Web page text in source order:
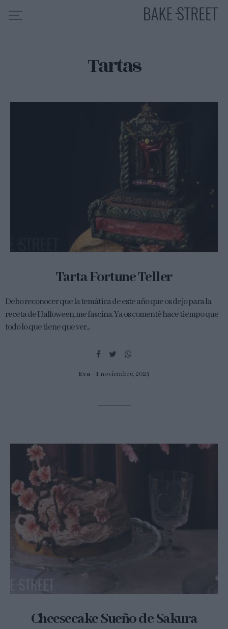
HOME
MIS CURSOS
CONTACTO
EN
Tartas
Tarta Fortune Teller
Debo reconocer que la temática de este año que os dejo para la
receta de Halloween, me fascina. Ya os comenté hace tiempo que
todo lo que tiene que ver...
Eva 1 noviembre, 2024
Cheesecake Sueño de Sakura